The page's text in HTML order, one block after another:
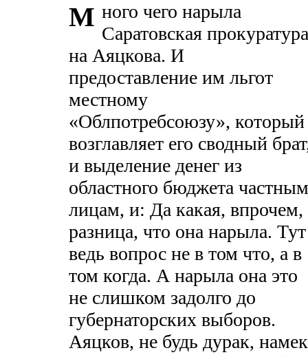
М ного чего нарыла
Саратовская прокуратура
на Аяцкова. И
предоставление им льгот
местному
«Облпотребсоюзу», который
возглавляет его сводный
и выделение денег из
областного бюджета частным
лицам, и: Да какая, впрочем,
разница, что она нарыла. Тут
ведь вопрос не в том что, а в
том когда. А нарыла она это
не слишком задолго до
губернаторских выборов.
Аяцков, не будь дурак, намек